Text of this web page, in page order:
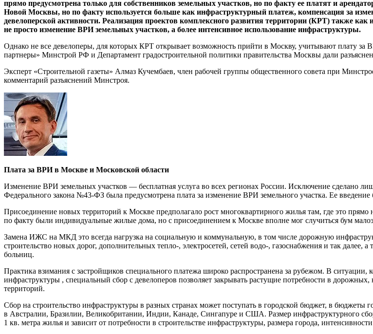
прямо предусмотрена только для собственников земельных участков, но по факту ее платят и
Новой Москвы, но по факту используется больше как инфраструктурный платеж, компенсация за
девелоперской активности. Реализация проектов комплексного развития территории (КРТ) также
не просто изменение ВРИ земельных участков, а более интенсивное использование инфраструктуры.
Однако не все девелоперы, для которых КРТ открывает возможность прийти в Москву, учитывают плату за
партнеры» Минстрой РФ и Департамент градостроительной политики правительства Москвы дали
Эксперт «Строительной газеты» Алмаз Кучембаев, член рабочей группы общественного совета при
комментарий разъяснений Минстроя.
Плата за ВРИ в Москве и Московской области
Изменение ВРИ земельных участков — бесплатная услуга во всех регионах России. Исключение сделано
Федерального закона №43-ФЗ была предусмотрена плата за изменение ВРИ земельного участка. Ее
Присоединение новых территорий к Москве предполагало рост многоквартирного жилья там, где это
по факту были индивидуальные жилые дома, но с присоединением к Москве вполне мог случиться бум
Замена ИЖС на МКД это всегда нагрузка на социальную и коммунальную, в том числе дорожную
строительство новых дорог, дополнительных тепло-, электросетей, сетей водо-, газоснабжения и так
больниц.
Практика взимания с застройщиков специального платежа широко распространена за рубежом. В ситуации,
инфраструктуры , специальный сбор с девелоперов позволяет закрывать растущие потребности в
территорий.
Сбор на строительство инфраструктуры в разных странах может поступать в городской бюджет, в
в Австралии, Бразилии, Великобритании, Индии, Канаде, Сингапуре и США. Размер инфраструктурного
1 кв. метра жилья и зависит от потребности в строительстве инфраструктуры, размера города,